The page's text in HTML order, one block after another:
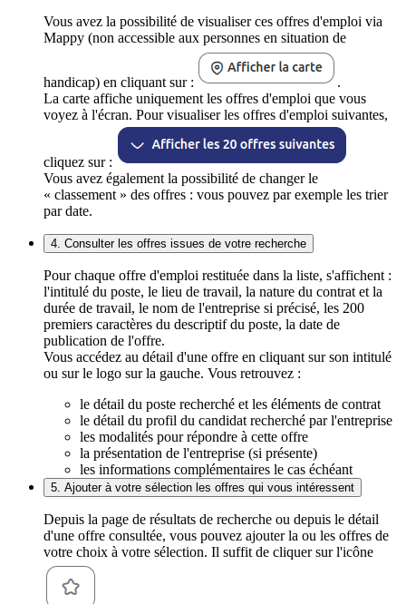
Vous avez la possibilité de visualiser ces offres d'emploi via
Mappy (non accessible aux personnes en situation de
handicap) en cliquant sur :
.
La carte affiche uniquement les offres d'emploi que vous
voyez à l'écran. Pour visualiser les offres d'emploi suivantes,
cliquez sur :
Vous avez également la possibilité de changer le
« classement » des offres : vous pouvez par exemple les trier
par date.
4. Consulter les offres issues de votre recherche
Pour chaque offre d'emploi restituée dans la liste, s'affichent :
l'intitulé du poste, le lieu de travail, la nature du contrat et la
durée de travail, le nom de l'entreprise si précisé, les 200
premiers caractères du descriptif du poste, la date de
publication de l'offre.
Vous accédez au détail d'une offre en cliquant sur son intitulé
ou sur le logo sur la gauche. Vous retrouvez :
le détail du poste recherché et les éléments de contrat
le détail du profil du candidat recherché par l'entreprise
les modalités pour répondre à cette offre
la présentation de l'entreprise (si présente)
les informations complémentaires le cas échéant
5. Ajouter à votre sélection les offres qui vous intéressent
Depuis la page de résultats de recherche ou depuis le détail
d'une offre consultée, vous pouvez ajouter la ou les offres de
votre choix à votre sélection. Il suffit de cliquer sur l'icône